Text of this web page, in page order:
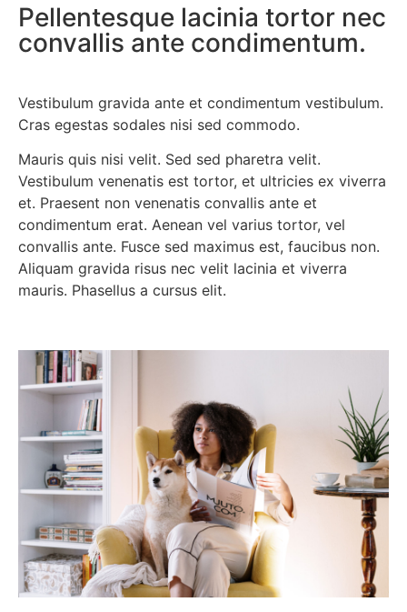
Pellentesque lacinia tortor nec
convallis ante condimentum.
Vestibulum gravida ante et condimentum vestibulum.
Cras egestas sodales nisi sed commodo.
Mauris quis nisi velit. Sed sed pharetra velit.
Vestibulum venenatis est tortor, et ultricies ex viverra
et. Praesent non venenatis convallis ante et
condimentum erat. Aenean vel varius tortor, vel
convallis ante. Fusce sed maximus est, faucibus non.
Aliquam gravida risus nec velit lacinia et viverra
mauris. Phasellus a cursus elit.